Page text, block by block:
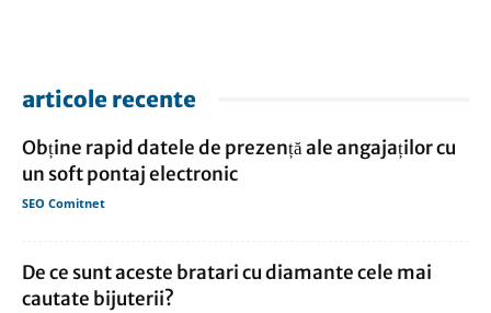
articole recente
Obține rapid datele de prezență ale angajaților cu
un soft pontaj electronic
SEO Comitnet
De ce sunt aceste bratari cu diamante cele mai
cautate bijuterii?